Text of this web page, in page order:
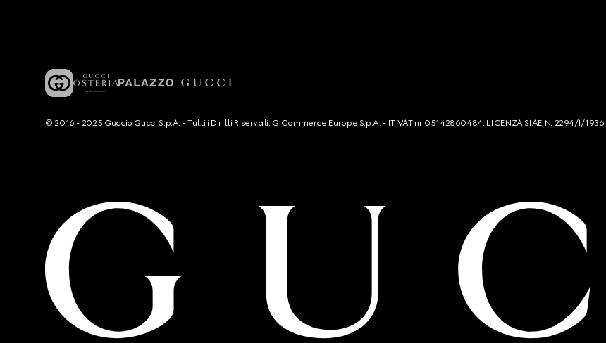
© 2016 - 2025 Guccio Gucci S.p.A. - Tutti i Diritti Riservati. G Commerce Europe S.p.A. - IT VAT nr 05142860484. LICENZA SIAE N. 2294/I/